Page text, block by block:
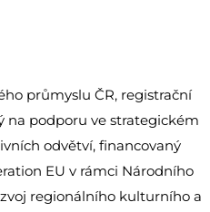
průmyslu ČR, registrační
na podporu ve strategickém
odvětví, financovaný
EU v rámci Národního
regionálního kulturního a